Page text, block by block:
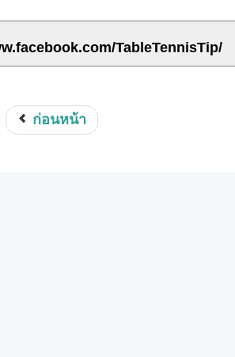
TableTennisTip/
ก่อนหน้า